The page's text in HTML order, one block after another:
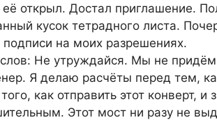
открыл. Достал приглашение.
кусок тетрадного листа.
подписи на моих разрешениях.
Не утруждайся. Мы не
Я делаю расчёты перед тем,
как отправить этот конверт,
Этот мост ни разу не